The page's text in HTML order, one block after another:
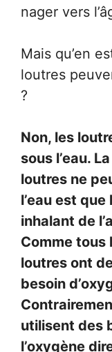
nager vers
Mais qu’en
loutres
?
Non, les
sous l’eau.
loutres ne
l’eau est
inhalant de
Comme tous
loutres ont
besoin
utilisent des
l’oxygène